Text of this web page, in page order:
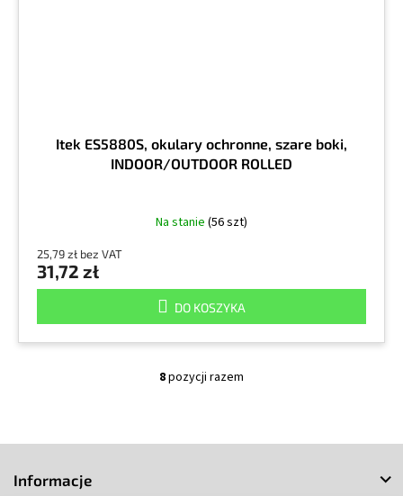
Itek ES5880S, okulary ochronne, szare boki,
INDOOR/OUTDOOR ROLLED
Na stanie (56 szt)
25,79 zł bez VAT
31,72 zł
DO KOSZYKA
K
8pozycji razem
Informacje